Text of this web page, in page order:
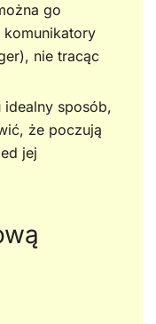
go
komunikatory
nie tracąc
sposób,
że poczują
jej